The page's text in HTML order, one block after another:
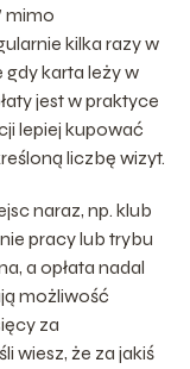
mimo
kilka razy w
gdy karta leży w
jest w praktyce
lepiej kupować
liczbę wizyt.
naraz, np. klub
pracy lub trybu
a opłata nadal
możliwość
za
wiesz, że za jakiś